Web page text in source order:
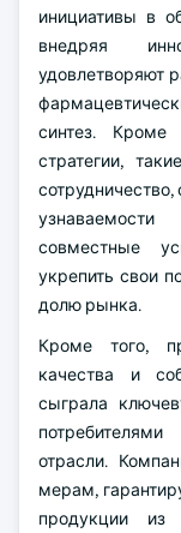
инициативы в
внедряя
удовлетворяют
синтез. Кроме
стратегии,
совместные
укрепить свои
долю рынка.
Кроме того,
качества и
сыграла
отрасли.
мерам,
продукции из